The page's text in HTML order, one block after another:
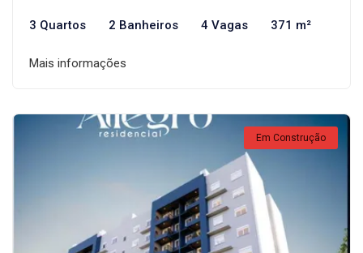
3 Quartos 2 Banheiros 4 Vagas 371 m²
Mais informações
Em Construção